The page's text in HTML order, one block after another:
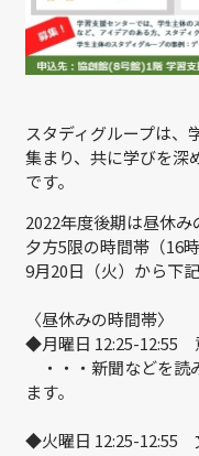
スタディグループは、
集まり、共に学びを深
です。
2022年度後期は昼休み
夕方5限の時間帯（16
9月20日（火）から下
〈昼休みの時間帯〉
◆月曜日 12:25-12:55
・・・新聞などを読
ます。
◆火曜日 12:25-12:55